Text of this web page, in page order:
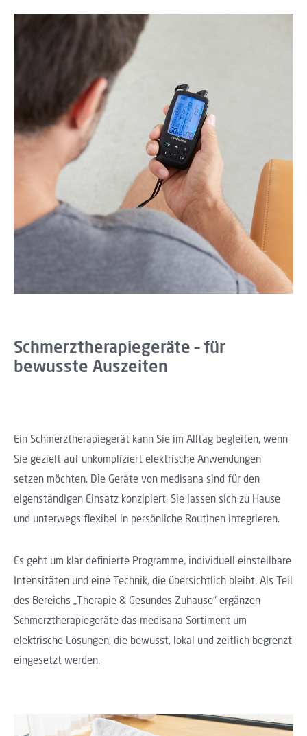
Schmerztherapiegeräte – für
bewusste Auszeiten
Ein Schmerztherapiegerät kann Sie im Alltag begleiten, wenn
Sie gezielt auf unkompliziert elektrische Anwendungen
setzen möchten. Die Geräte von medisana sind für den
eigenständigen Einsatz konzipiert. Sie lassen sich zu Hause
und unterwegs flexibel in persönliche Routinen integrieren.
Es geht um klar definierte Programme, individuell einstellbare
Intensitäten und eine Technik, die übersichtlich bleibt. Als Teil
des Bereichs „Therapie & Gesundes Zuhause“ ergänzen
Schmerztherapiegeräte das medisana Sortiment um
elektrische Lösungen, die bewusst, lokal und zeitlich begrenzt
eingesetzt werden.